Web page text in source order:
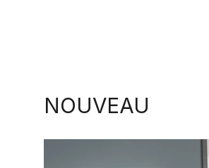
NOUVEAU